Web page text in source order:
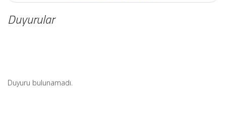
Duyurular
Duyuru bulunamadı.